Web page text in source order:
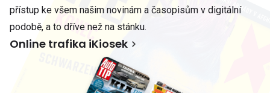
přístup ke všem našim novinám a časopisům v digitální
podobě, a to dříve než na stánku.
Online trafika iKiosek